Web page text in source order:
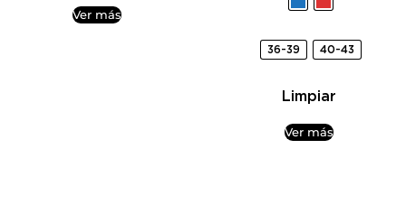
Ver más
36-39 40-43
Limpiar
Ver más